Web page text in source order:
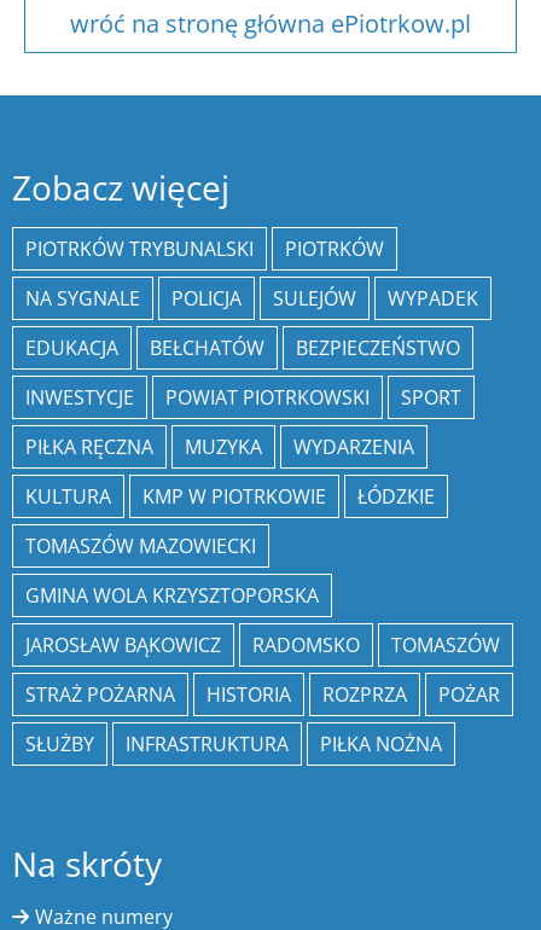
wróć na stronę główna ePiotrkow.pl
Zobacz więcej
PIOTRKÓW TRYBUNALSKI
PIOTRKÓW
NA SYGNALE
POLICJA SULEJÓW
WYPADEK
EDUKACJA
BEŁCHATÓW
BEZPIECZEŃSTWO
INWESTYCJE
POWIAT PIOTRKOWSKI
SPORT
PIŁKA RĘCZNA
MUZYKA
WYDARZENIA
KULTURA
KMP W PIOTRKOWIE
ŁÓDZKIE
TOMASZÓW MAZOWIECKI
GMINA WOLA KRZYSZTOPORSKA
JAROSŁAW BĄKOWICZ
RADOMSKO
TOMASZÓW
STRAŻ POŻARNA
HISTORIA ROZPRZA
POŻAR
SŁUŻBY
INFRASTRUKTURA PIŁKA NOŻNA
Na skróty
Ważne numery